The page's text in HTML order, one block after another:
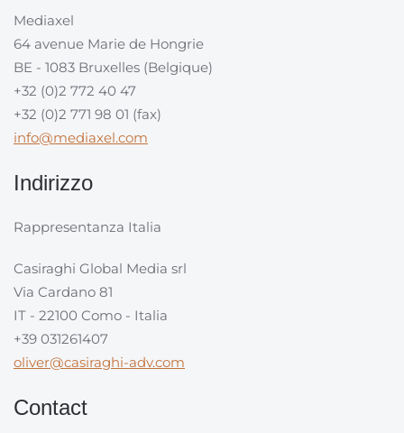
Mediaxel
64 avenue Marie de Hongrie
BE - 1083 Bruxelles (Belgique)
+32 (0)2 772 40 47
+32 (0)2 771 98 01 (fax)
info@mediaxel.com
Indirizzo
Rappresentanza Italia
Casiraghi Global Media srl
Via Cardano 81
IT - 22100 Como - Italia
+39 031261407
oliver@casiraghi-adv.com
Contact